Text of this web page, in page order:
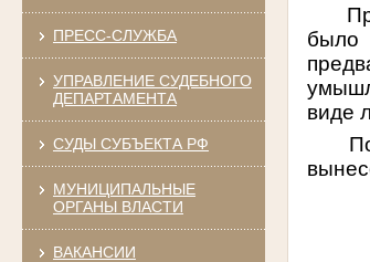
ПРЕСС-СЛУЖБА
УПРАВЛЕНИЕ СУДЕБНОГО
ДЕПАРТАМЕНТА
СУДЫ СУБЪЕКТА РФ
МУНИЦИПАЛЬНЫЕ
ОРГАНЫ ВЛАСТИ
ВАКАНСИИ
было
виде